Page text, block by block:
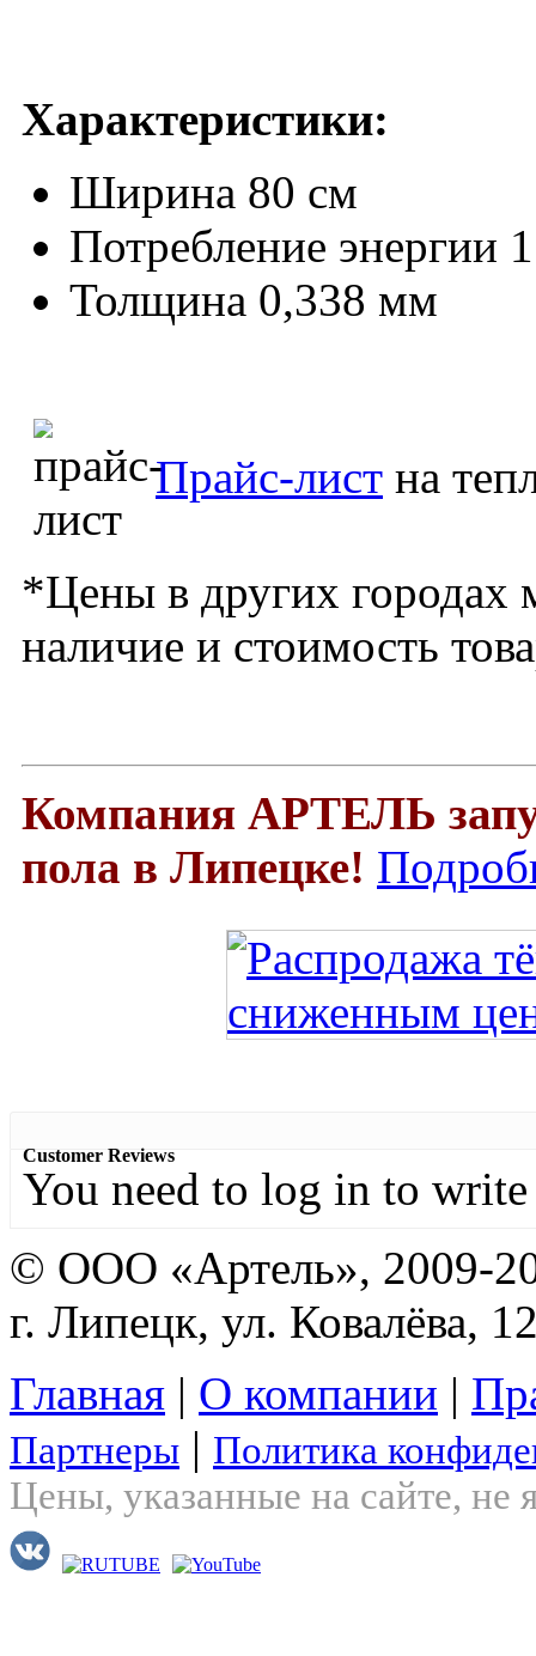
Характеристики:
Ширина 80 см
Потребление энергии
Толщина 0,338 мм
Прайс-лист на
*Цены в других городах
наличие и стоимость
Компания АРТЕЛЬ
пола в Липецке!
Customer Reviews
You need to log in to
© ООО «Артель», 2009-
г. Липецк, ул. Ковалёва,
Главная | О компании |
Партнеры | Политика
Цены, указанные на сайте, не